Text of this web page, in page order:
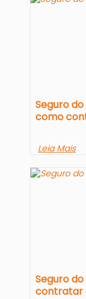
Seguro
como
Leia Mais
Seguro
contratar